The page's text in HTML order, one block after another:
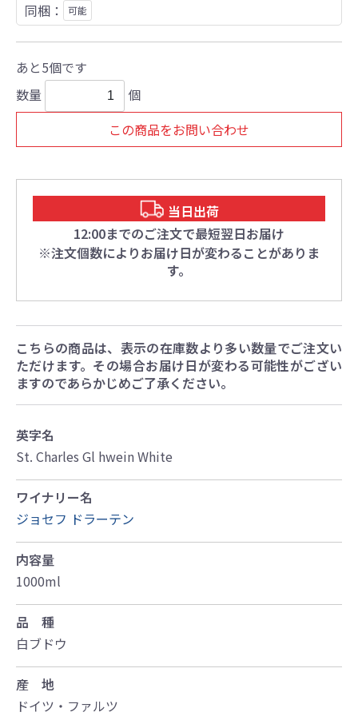
同梱： 可能
あと5個です
数量
個
この商品をお問い合わせ
当日出荷
12:00までのご注文で最短翌日お届け
※注文個数によりお届け日が変わることがありま
す。
こちらの商品は、表示の在庫数より多い数量でご注文い
ただけます。その場合お届け日が変わる可能性がござい
ますのであらかじめご了承ください。
英字名
St. Charles Gl hwein White
ワイナリー名
ジョセフ ドラーテン
内容量
1000ml
品 種
白ブドウ
産 地
ドイツ・ファルツ